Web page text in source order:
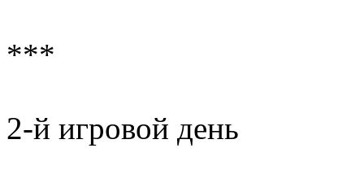
***
2-й игровой день